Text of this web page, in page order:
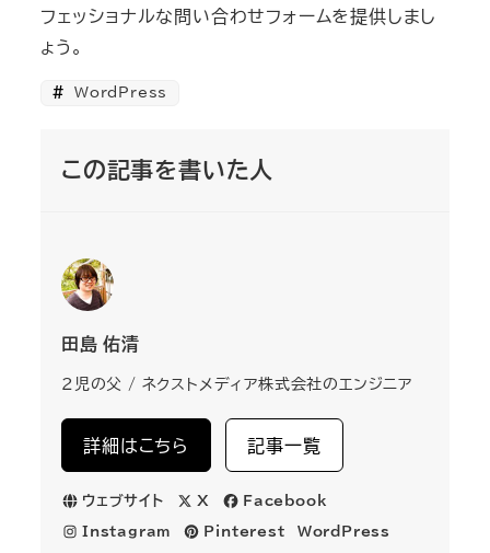
フェッショナルな問い合わせフォームを提供しまし
ょう。
WordPress
この記事を書いた人
田島 佑清
2児の父 / ネクストメディア株式会社のエンジニア
詳細はこちら 記事一覧
ウェブサイト X Facebook
Instagram Pinterest WordPress